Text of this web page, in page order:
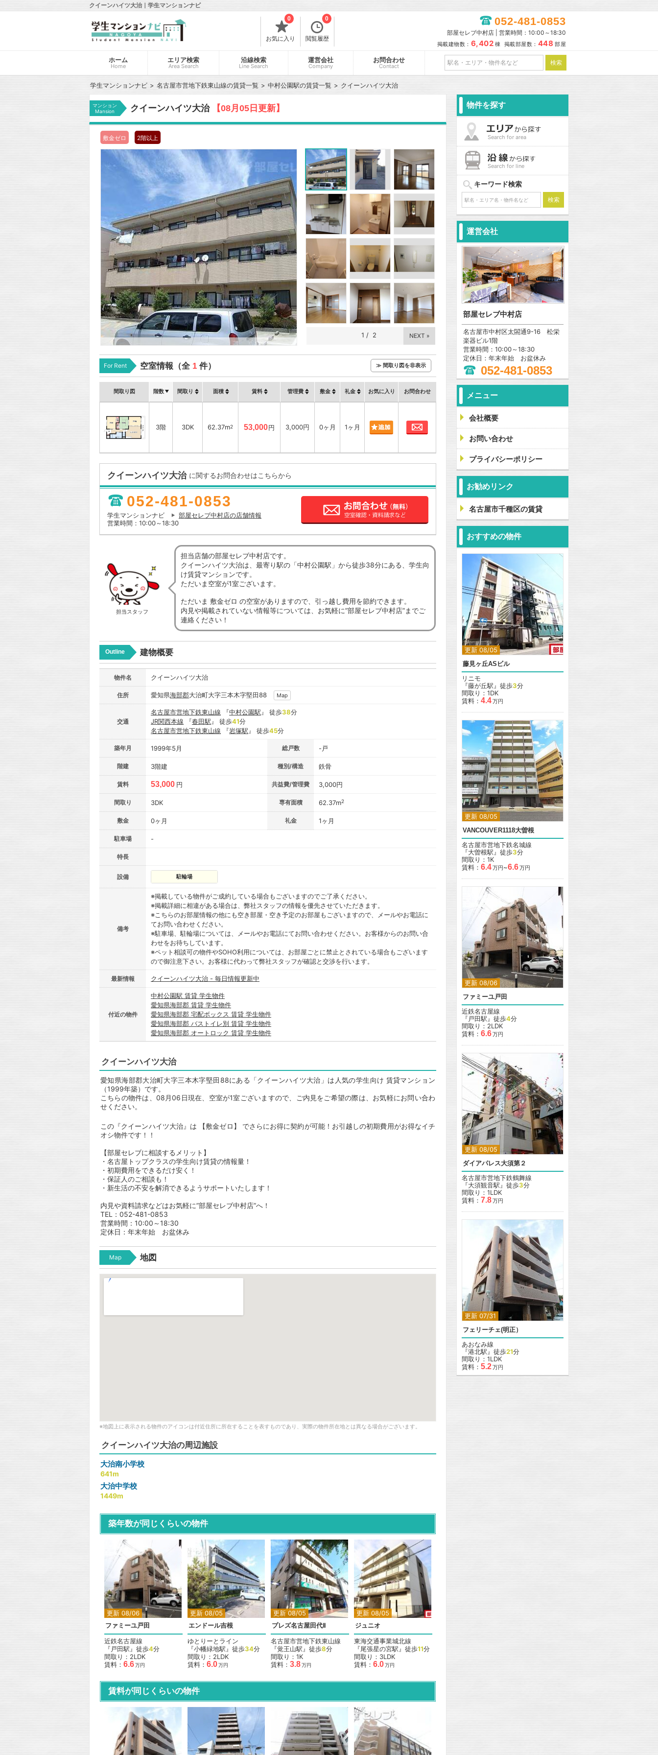
クイーンハイツ大治｜学生マンションナビ
お気に入り
0
閲覧履歴
0 052-481-0853
部屋セレブ中村店 | 営業時間：10:00～18:30
掲載建物数： 6,402 棟 掲載部屋数： 448 部屋
ホーム
Home
エリア検索
Area Search
沿線検索
Line Search
運営会社
Company
お問合わせ
Contact
学生マンションナビ 名古屋市営地下鉄東山線の賃貸一覧 中村公園駅の賃貸一覧 クイーンハイツ大治
マンション
Mansion
クイーンハイツ大治 【08月05日更新】
敷金ゼロ 2階以上
1 / 2 NEXT »
For Rent 空室情報（全 1 件） ≫ 間取り図を非表示
間取り図 階数 間取り 面積 賃料 管理費 敷金 礼金 お気に入り お問合わせ
3階 3DK 62.37m2 53,000円 3,000円 0ヶ月 1ヶ月
クイーンハイツ大治 に関するお問合わせはこちらから
052-481-0853
学生マンションナビ
部屋セレブ中村店の店舗情報
営業時間：10:00～18:30
担当スタッフ
担当店舗の部屋セレブ中村店です。
クイーンハイツ大治は、最寄り駅の「中村公園駅」から徒歩38分にある、学生向
け賃貸マンションです。
ただいま空室が1室ございます。
ただいま 敷金ゼロ の空室がありますので、引っ越し費用を節約できます。
内見や掲載されていない情報等については、お気軽に”部屋セレブ中村店”までご
連絡ください！
Outline 建物概要
物件名 クイーンハイツ大治
住所 愛知県海部郡大治町大字三本木字堅田88 Map
交通
名古屋市営地下鉄東山線 『中村公園駅 』 徒歩38分
JR関西本線 『春田駅 』 徒歩41分
名古屋市営地下鉄東山線 『岩塚駅 』 徒歩45分
築年月 1999年5月 総戸数 -戸
階建 3階建 種別/構造 鉄骨
賃料 53,000 円 共益費/管理費 3,000円
間取り 3DK 専有面積 62.37m2
敷金 0ヶ月 礼金 1ヶ月
駐車場 -
特長
設備 駐輪場
備考
※掲載している物件がご成約している場合もございますのでご了承ください。
※掲載詳細に相違がある場合は、弊社スタッフの情報を優先させていただきます。
※こちらのお部屋情報の他にも空き部屋・空き予定のお部屋もございますので、メールやお電話に
てお問い合わせください。
※駐車場、駐輪場については、メールやお電話にてお問い合わせください。お客様からのお問い合
わせをお待ちしています。
※ペット相談可の物件やSOHO利用については、お部屋ごとに禁止とされている場合もございます
ので御注意下さい。お客様に代わって弊社スタッフが確認と交渉を行います。
最新情報 クイーンハイツ大治 - 毎日情報更新中
付近の物件
中村公園駅 賃貸 学生物件
愛知県海部郡 賃貸 学生物件
愛知県海部郡 宅配ボックス 賃貸 学生物件
愛知県海部郡 バストイレ別 賃貸 学生物件
愛知県海部郡 オートロック 賃貸 学生物件
クイーンハイツ大治
愛知県海部郡大治町大字三本木字堅田88にある「クイーンハイツ大治」は人気の学生向け 賃貸マンション
（1999年築）です。
こちらの物件は、08月06日現在、空室が1室ございますので、ご内見をご希望の際は、お気軽にお問い合わ
せください。
この『クイーンハイツ大治』は 【敷金ゼロ】 でさらにお得に契約が可能！お引越しの初期費用がお得なイチ
オシ物件です！！
【部屋セレブに相談するメリット】
・名古屋トップクラスの学生向け賃貸の情報量！
・初期費用をできるだけ安く！
・保証人のご相談も！
・新生活の不安を解消できるようサポートいたします！
内見や資料請求などはお気軽に”部屋セレブ中村店”へ！
TEL：052-481-0853
営業時間：10:00～18:30
定休日：年末年始 お盆休み
Map 地図
※地図上に表示される物件のアイコンは付近住所に所在することを表すものであり、実際の物件所在地とは異なる場合がございます。
クイーンハイツ大治の周辺施設
大治南小学校
641m
大治中学校
1449m
築年数が同じくらいの物件
更新 08/06
ファミーユ戸田
近鉄名古屋線
『戸田駅』徒歩4分
間取り：2LDK
賃料： 6.6万円
更新 08/05
エンドール吉根
ゆとりーとライン
『小幡緑地駅』徒歩34分
間取り：2LDK
賃料： 6.0万円
更新 08/05
プレズ名古屋田代Ⅱ
名古屋市営地下鉄東山線
『覚王山駅』徒歩8分
間取り：1K
賃料： 3.8万円
更新 08/05
ジュニオ
東海交通事業城北線
『尾張星の宮駅』徒歩11分
間取り：3LDK
賃料： 6.0万円
賃料が同じくらいの物件
物件を探す
Search for area
Search for line
キーワード検索
運営会社
部屋セレブ中村店
名古屋市中村区太閤通9-16 松栄
楽器ビル1階
営業時間：10:00～18:30
定休日：年末年始 お盆休み
052-481-0853
メニュー
会社概要
お問い合わせ
プライバシーポリシー
お勧めリンク
名古屋市千種区の賃貸
おすすめの物件
更新 08/05
藤見ヶ丘ASビル
リニモ
『藤が丘駅』徒歩3分
間取り：1DK
賃料： 4.4万円
更新 08/05
VANCOUVER1118大曽根
名古屋市営地下鉄名城線
『大曽根駅』徒歩3分
間取り：1K
賃料： 6.4万円~6.6万円
更新 08/06
ファミーユ戸田
近鉄名古屋線
『戸田駅』徒歩4分
間取り：2LDK
賃料： 6.6万円
更新 08/05
ダイアパレス大須第２
名古屋市営地下鉄鶴舞線
『大須観音駅』徒歩3分
間取り：1LDK
賃料： 7.8万円
更新 07/31
フェリーチェ(明正）
あおなみ線
『港北駅』徒歩21分
間取り：1LDK
賃料： 5.2万円